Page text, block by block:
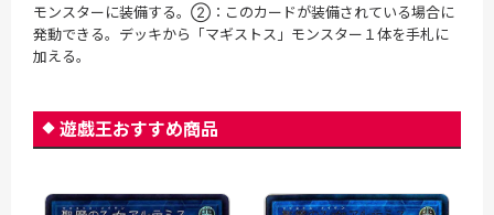
モンスターに装備する。②：このカードが装備されている場合に
発動できる。デッキから「マギストス」モンスター１体を手札に
加える。
遊戯王おすすめ商品